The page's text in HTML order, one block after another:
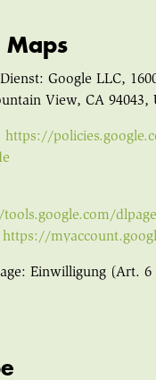
Maps
Google LLC,
View, CA 94043,
https://
https://
Einwilligung (Art.